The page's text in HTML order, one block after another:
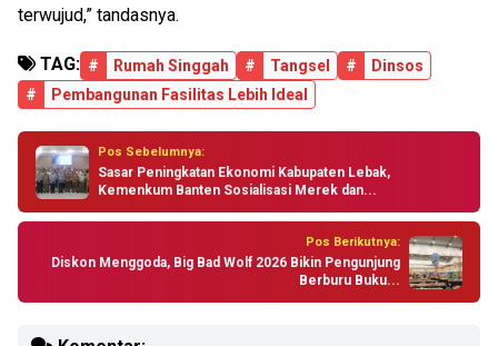
terwujud,” tandasnya.
TAG: # Rumah Singgah # Tangsel #
Dinsos
#
Pembangunan Fasilitas Lebih Ideal
Pos Sebelumnya:
Sasar Peningkatan Ekonomi Kabupaten Lebak,
Kemenkum Banten Sosialisasi Merek dan...
Pos Berikutnya:
Diskon Menggoda, Big Bad Wolf 2026 Bikin Pengunjung
Berburu Buku...